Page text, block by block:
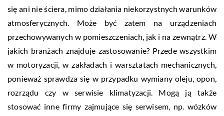
się ani nie ściera, mimo działania niekorzystnych warunków
atmosferycznych. Może być zatem na urządzeniach
przechowywanych w pomieszczeniach, jak i na zewnątrz. W
jakich branżach znajduje zastosowanie? Przede wszystkim
w motoryzacji, w zakładach i warsztatach mechanicznych,
ponieważ sprawdza się w przypadku wymiany oleju, opon,
rozrządu czy w serwisie klimatyzacji. Mogą ją także
stosować inne firmy zajmujące się serwisem, np. wózków